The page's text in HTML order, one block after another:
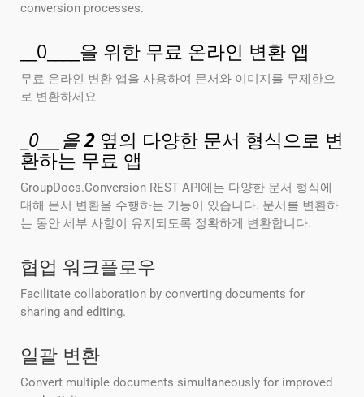
conversion processes.
__0____을 위한 무료 온라인 변환 앱
무료 온라인 변환 앱을 사용하여 문서와 이미지를 무제한으
로 변환하세요
0___을2 옆의 다양한 문서 형식으로 변
환하는 무료 앱
GroupDocs.Conversion REST API에는 다양한 문서 형식에
대해 문서 변환을 수행하는 기능이 있습니다. 문서를 변환하
는 동안 세부 사항이 유지되도록 정확하게 변환합니다.
협업 워크플로우
Facilitate collaboration by converting documents for
sharing and editing.
일괄 변환
Convert multiple documents simultaneously for improved